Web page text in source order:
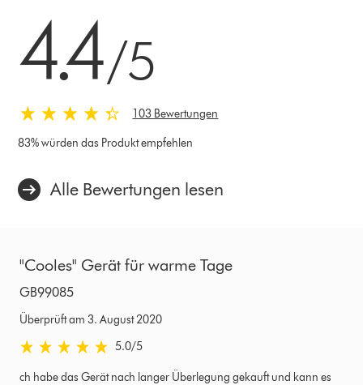
4.4/5
103 Bewertungen
83% würden das Produkt empfehlen
Alle Bewertungen lesen
"Cooles" Gerät für warme Tage
GB99085
Überprüft am 3. August 2020
5.0 von 5 Sternen in Überprüft am 3. August 2020 Bewertungen
5.0/5
ch habe das Gerät nach langer Überlegung gekauft und kann es